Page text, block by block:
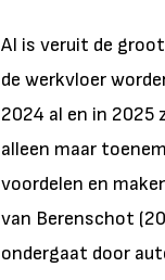
AI is veruit de
de werkvloer
2024 al en in
alleen maar
voordelen en
van Berenschot
ondergaat door